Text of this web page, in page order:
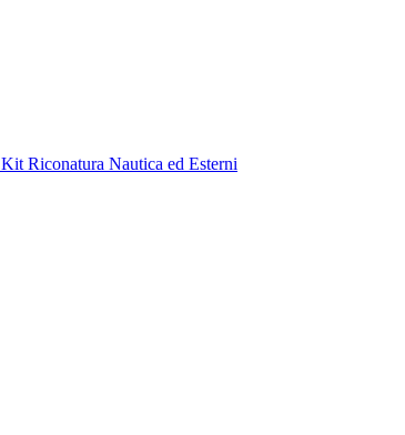
Kit Riconatura Nautica ed Esterni